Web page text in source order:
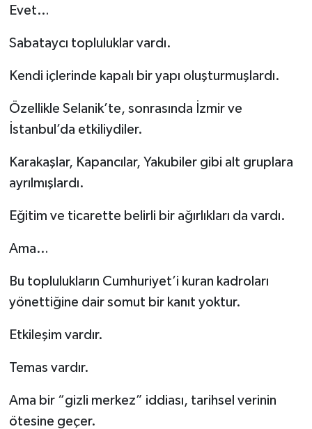
Evet…
Sabataycı topluluklar vardı.
Kendi içlerinde kapalı bir yapı oluşturmuşlardı.
Özellikle Selanik’te, sonrasında İzmir ve
İstanbul’da etkiliydiler.
Karakaşlar, Kapancılar, Yakubiler gibi alt gruplara
ayrılmışlardı.
Eğitim ve ticarette belirli bir ağırlıkları da vardı.
Ama…
Bu toplulukların Cumhuriyet’i kuran kadroları
yönettiğine dair somut bir kanıt yoktur.
Etkileşim vardır.
Temas vardır.
Ama bir “gizli merkez” iddiası, tarihsel verinin
ötesine geçer.